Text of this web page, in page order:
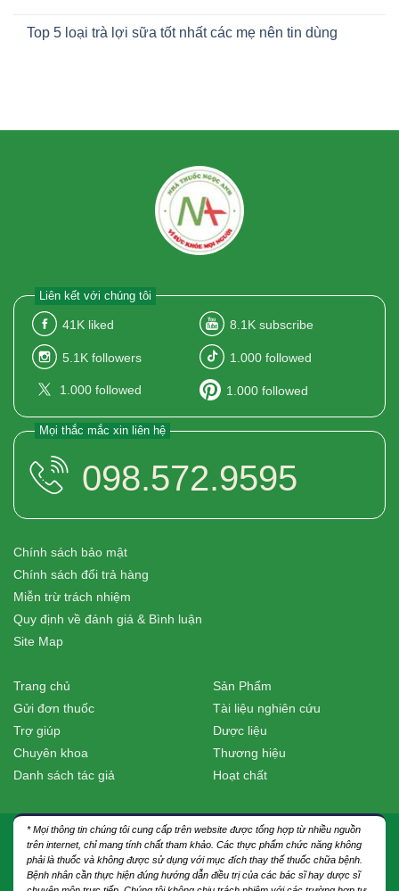
Top 5 loại trà lợi sữa tốt nhất các mẹ nên tin dùng
Liên kết với chúng tôi
41K liked 8.1K subscribe
5.1K followers 1.000 followed
1.000 followed 1.000 followed
Mọi thắc mắc xin liên hệ
098.572.9595
Chính sách bảo mật
Chính sách đổi trả hàng
Miễn trừ trách nhiệm
Quy định về đánh giá & Bình luận
Site Map
Trang chủ
Gửi đơn thuốc
Trợ giúp
Chuyên khoa
Danh sách tác giả
Sản Phẩm
Tài liệu nghiên cứu
Dược liệu
Thương hiệu
Hoạt chất
* Mọi thông tin chúng tôi cung cấp trên website được tổng hợp từ nhiều nguồn
trên internet, chỉ mang tính chất tham khảo. Các thực phẩm chức năng không
phải là thuốc và không được sử dụng với mục đích thay thế thuốc chữa bệnh.
Bệnh nhân cần thực hiện đúng hướng dẫn điều trị của các bác sĩ hay dược sĩ